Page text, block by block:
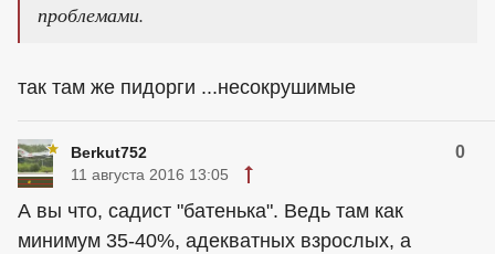
проблемами.
так там же пидорги ...несокрушимые
Berkut752 0
11 августа 2016 13:05
А вы что, садист "батенька". Ведь там как
минимум 35-40%, адекватных взрослых, а